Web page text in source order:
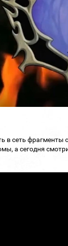
сеть фрагменты
а сегодня